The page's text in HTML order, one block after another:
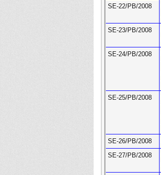
SE-22/PB/2008
SE-23/PB/2008
SE-24/PB/2008
SE-25/PB/2008
SE-26/PB/2008
SE-27/PB/2008